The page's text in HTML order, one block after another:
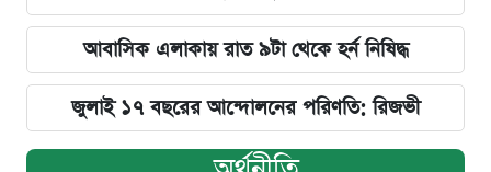
আবাসিক এলাকায় রাত ৯টা থেকে হর্ন নিষিদ্ধ
জুলাই ১৭ বছরের আন্দোলনের পরিণতি: রিজভী